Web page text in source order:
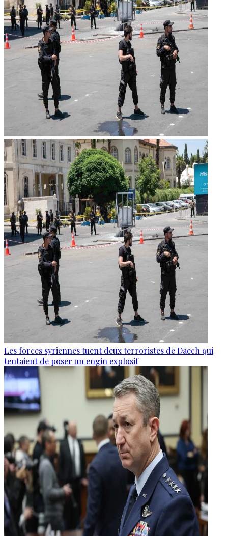
Les forces syriennes tuent deux terroristes de Daech qui
tentaient de poser un engin explosif